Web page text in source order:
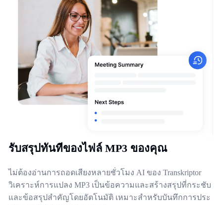
รับสรุปทันทีของไฟล์ MP3 ของคุณ
ไม่ต้องอ่านการถอดเสียงหลายชั่วโมง AI ของ Transkriptor
วิเคราะห์การแปลง MP3 เป็นข้อความและสร้างสรุปที่กระชับ
และข้อสรุปสำคัญโดยอัตโนมัติ เหมาะสำหรับบันทึกการประ